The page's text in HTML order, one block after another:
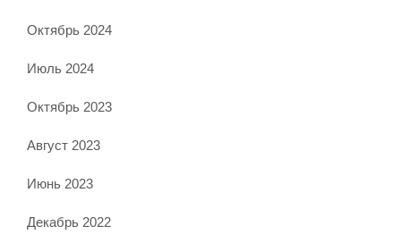
Октябрь 2024
Июль 2024
Октябрь 2023
Август 2023
Июнь 2023
Декабрь 2022